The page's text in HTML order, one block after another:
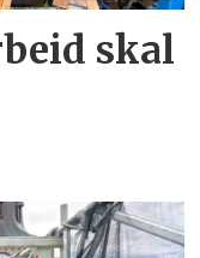
skal